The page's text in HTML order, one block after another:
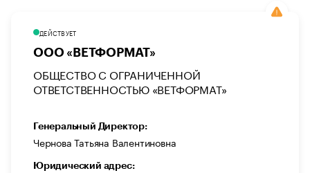
ДЕЙСТВУЕТ
ООО «ВЕТФОРМАТ»
ОБЩЕСТВО С ОГРАНИЧЕННОЙ
ОТВЕТСТВЕННОСТЬЮ «ВЕТФОРМАТ»
Генеральный Директор:
Чернова Татьяна Валентиновна
Юридический адрес: